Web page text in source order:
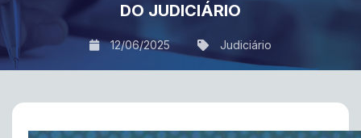
DO JUDICIÁRIO
12/06/2025 Judiciário